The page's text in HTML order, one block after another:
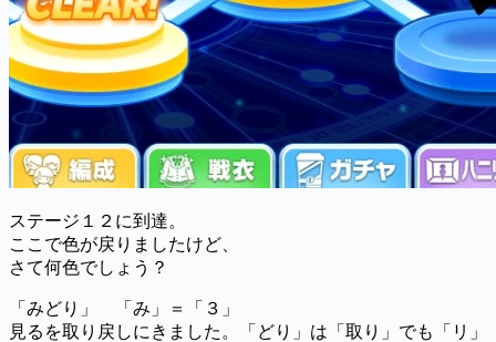
ステージ１２に到達。
ここで色が戻りましたけど、
さて何色でしょう？
「みどり」 「み」＝「３」
見るを取り戻しにきました。「どり」は「取り」でも「リ」